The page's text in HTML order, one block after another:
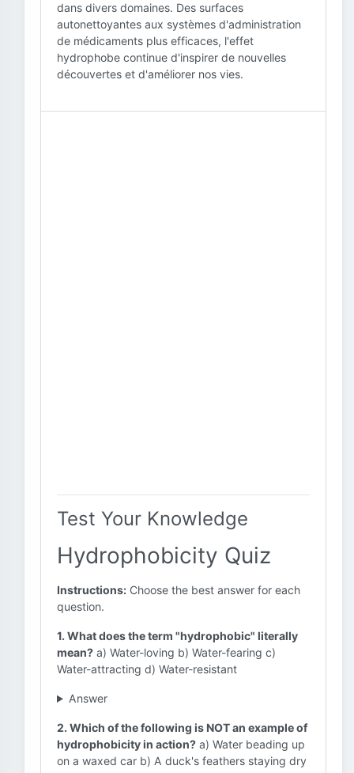
dans divers domaines. Des surfaces
autonettoyantes aux systèmes d'administration
de médicaments plus efficaces, l'effet
hydrophobe continue d'inspirer de nouvelles
découvertes et d'améliorer nos vies.
Test Your Knowledge
Hydrophobicity Quiz
Instructions: Choose the best answer for each
question.
1. What does the term "hydrophobic" literally
mean? a) Water-loving b) Water-fearing c)
Water-attracting d) Water-resistant
Answer
2. Which of the following is NOT an example of
hydrophobicity in action? a) Water beading up
on a waxed car b) A duck's feathers staying dry